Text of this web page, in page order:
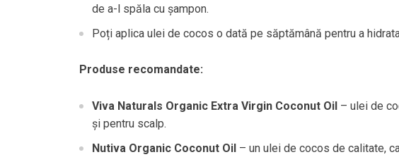
de a-l spăla cu șampon.
Poți aplica ulei de cocos o dată pe săptămână pentru a
Produse recomandate:
Viva Naturals Organic Extra Virgin Coconut Oil – ulei de
și pentru scalp.
Nutiva Organic Coconut Oil – un ulei de cocos de calitate,